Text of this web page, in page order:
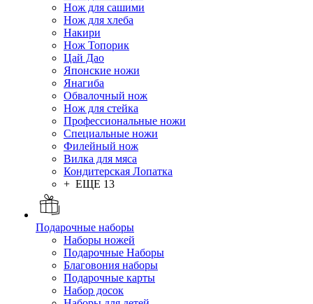
Нож для сашими
Нож для хлеба
Накири
Нож Топорик
Цай Дао
Японские ножи
Янагиба
Обвалочный нож
Нож для стейка
Профессиональные ножи
Специальные ножи
Филейный нож
Вилка для мяса
Кондитерская Лопатка
+ ЕЩЕ 13
Подарочные наборы
Наборы ножей
Подарочные Наборы
Благовония наборы
Подарочные карты
Набор досок